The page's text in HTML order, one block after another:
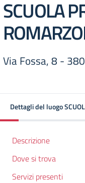
SCUOLA
Via Fossa, 8 -
Dettagli del luogo
Descrizione
Dove si trova
Servizi presenti